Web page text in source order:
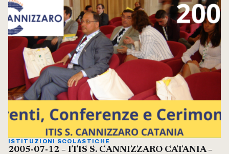
ISTITUZIONI SCOLASTICHE
2005-07-12 – ITIS S. CANNIZZARO CATANIA –